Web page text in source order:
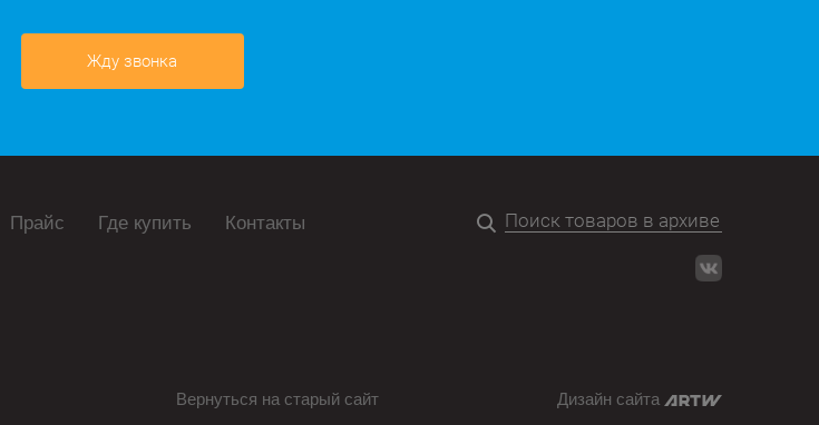
Жду звонка
Прайс Где купить Контакты
Вернуться на старый сайт Дизайн сайта